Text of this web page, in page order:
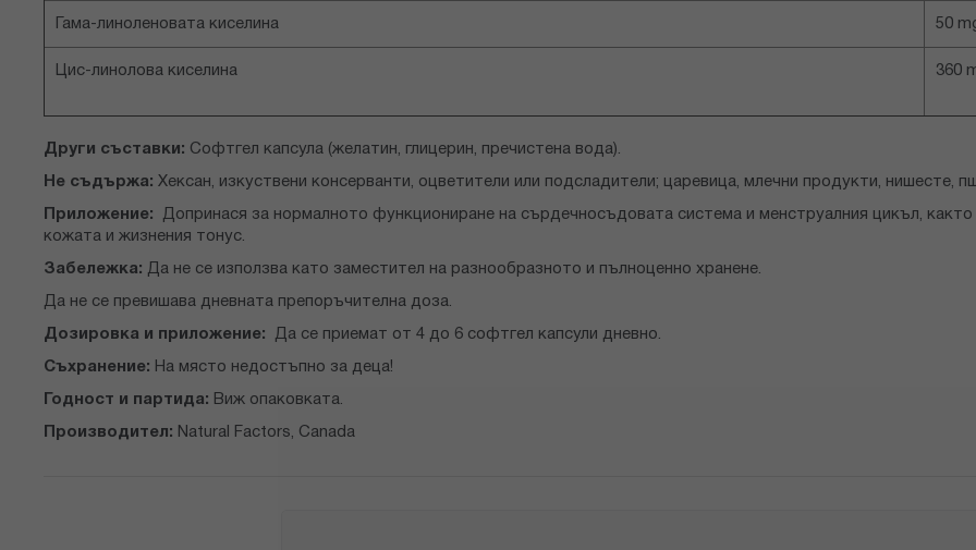
Гама-линоленовата киселина 50
Цис-линолова киселина 360
Други съставки: Софтгел капсула (желатин, глицерин, пречистена вода).
Не съдържа: Хексан, изкуствени консерванти, оцветители или подсладители; царевица, млечни продукти, нишесте,
Приложение: Допринася за нормалното функциониране на сърдечносъдовата система и менструалния цикъл,
кожата и жизнения тонус.
Забележка: Да не се използва като заместител на разнообразното и пълноценно хранене.
Да не се превишава дневната препоръчителна доза.
Дозировка и приложение: Да се приемат от 4 до 6 софтгел капсули дневно.
Съхранение: На място недостъпно за деца!
Годност и партида: Виж опаковката.
Производител: Natural Factors, Canada